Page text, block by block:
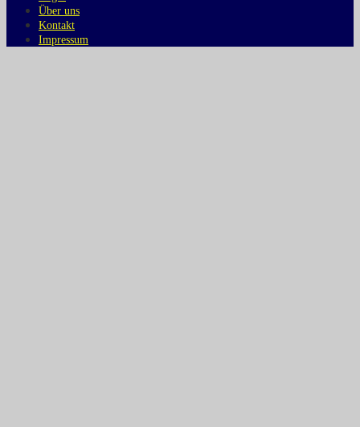
Login
Über uns
Kontakt